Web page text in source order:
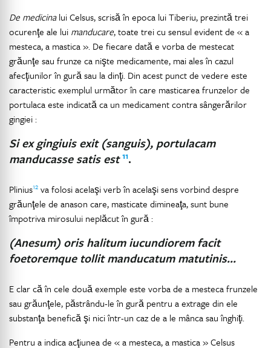
De medicinalui Celsus, scrisă în epoca lui Tiberiu, prezintă trei
ocurenţe ale lui manducare, toate trei cu sensul evident de « a
mesteca, a mastica ». De fiecare dată e vorba de mestecat
grăunţe sau frunze ca nişte medicamente, mai ales în cazul
afecţiunilor în gură sau la dinţi. Din acest punct de vedere este
caracteristic exemplul următor în care masticarea frunzelor de
portulaca este indicată ca un medicament contra sângerărilor
gingiei :
Si ex gingiuis exit (sanguis), portulacam
manducasse satis est 11.
Plinius12 va folosi acelaşi verb în acelaşi sens vorbind despre
grăunţele de anason care, masticate dimineaţa, sunt bune
împotriva mirosului neplăcut în gură :
(Anesum) oris halitum iucundiorem facit
foetoremque tollit manducatum matutinis…
E clar că în cele două exemple este vorba de a mesteca frunzele
sau grăunţele, păstrându-le în gură pentru a extrage din ele
substanţa benefică şi nici într-un caz de a le mânca sau înghiţi.
Pentru a indica acţiunea de « a mesteca, a mastica » Celsus